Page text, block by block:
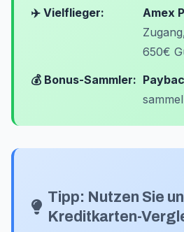
✈️ Vielflieger:
Amex
650€
💰 Bonus-Sammler:
Tipp: Nutzen Sie
Kreditkarten-